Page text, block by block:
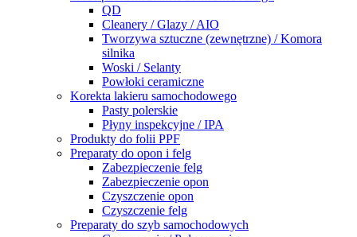
QD
Cleanery / Glazy / AIO
Tworzywa sztuczne (zewnętrzne) / Komora
silnika
Woski / Selanty
Powłoki ceramiczne
Korekta lakieru samochodowego
Pasty polerskie
Płyny inspekcyjne / IPA
Produkty do folii PPF
Preparaty do opon i felg
Zabezpieczenie felg
Zabezpieczenie opon
Czyszczenie opon
Czyszczenie felg
Preparaty do szyb samochodowych